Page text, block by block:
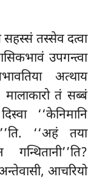
सहस्सं तस्सेव दत्वा
उपगन्त्वा
अत्थाय
तं सब्बं
‘‘केनिमानि
‘‘अहं तया
आचरियो